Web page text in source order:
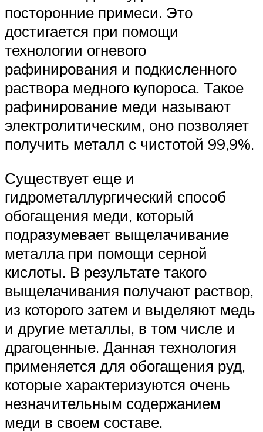
посторонние примеси. Это
достигается при помощи
технологии огневого
рафинирования и подкисленного
раствора медного купороса. Такое
рафинирование меди называют
электролитическим, оно позволяет
получить металл с чистотой 99,9%.
Существует еще и
гидрометаллургический способ
обогащения меди, который
подразумевает выщелачивание
металла при помощи серной
кислоты. В результате такого
выщелачивания получают раствор,
из которого затем и выделяют медь
и другие металлы, в том числе и
драгоценные. Данная технология
применяется для обогащения руд,
которые характеризуются очень
незначительным содержанием
меди в своем составе.